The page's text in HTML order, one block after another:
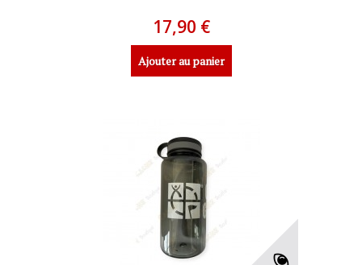
17,90 €
Ajouter au panier